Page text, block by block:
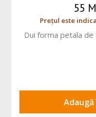
55
Prețul este
Dui forma petala
Adaugă